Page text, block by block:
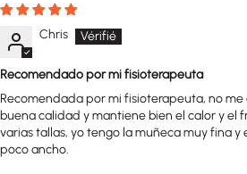
Chris
Recomendado por mi fisioterapeuta
Recomendada por mi fisioterapeuta, no
buena calidad y mantiene bien el calor y el
varias tallas, yo tengo la muñeca muy fina
poco ancho.